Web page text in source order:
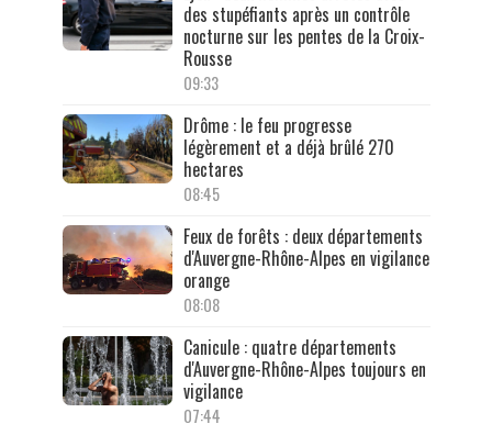
des stupéfiants après un contrôle
nocturne sur les pentes de la Croix-
Rousse
09:33
Drôme : le feu progresse
légèrement et a déjà brûlé 270
hectares
08:45
Feux de forêts : deux départements
d'Auvergne-Rhône-Alpes en vigilance
orange
08:08
Canicule : quatre départements
d'Auvergne-Rhône-Alpes toujours en
vigilance
07:44